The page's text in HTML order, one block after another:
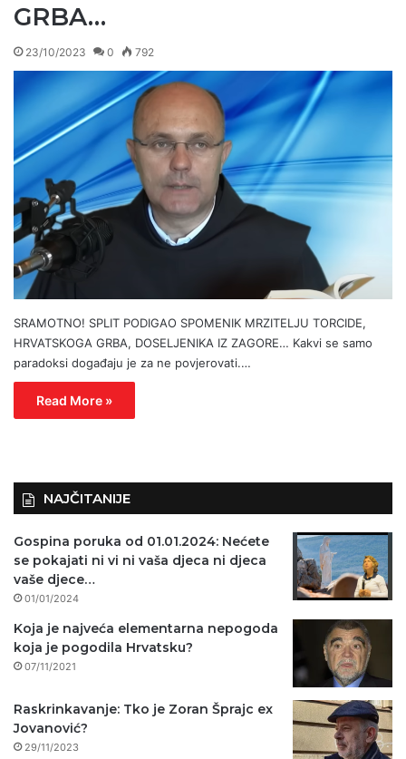
GRBA…
23/10/2023 0 792
SRAMOTNO! SPLIT PODIGAO SPOMENIK MRZITELJU TORCIDE,
HRVATSKOGA GRBA, DOSELJENIKA IZ ZAGORE… Kakvi se samo
paradoksi događaju je za ne povjerovati.…
Read More »
NAJČITANIJE
Gospina poruka od 01.01.2024: Nećete
se pokajati ni vi ni vaša djeca ni djeca
vaše djece…
01/01/2024
Koja je najveća elementarna nepogoda
koja je pogodila Hrvatsku?
07/11/2021
Raskrinkavanje: Tko je Zoran Šprajc ex
Jovanović?
29/11/2023